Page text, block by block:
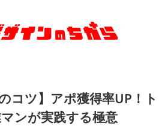
コツ】アポ獲得率UP！ト
ンが実践する極意